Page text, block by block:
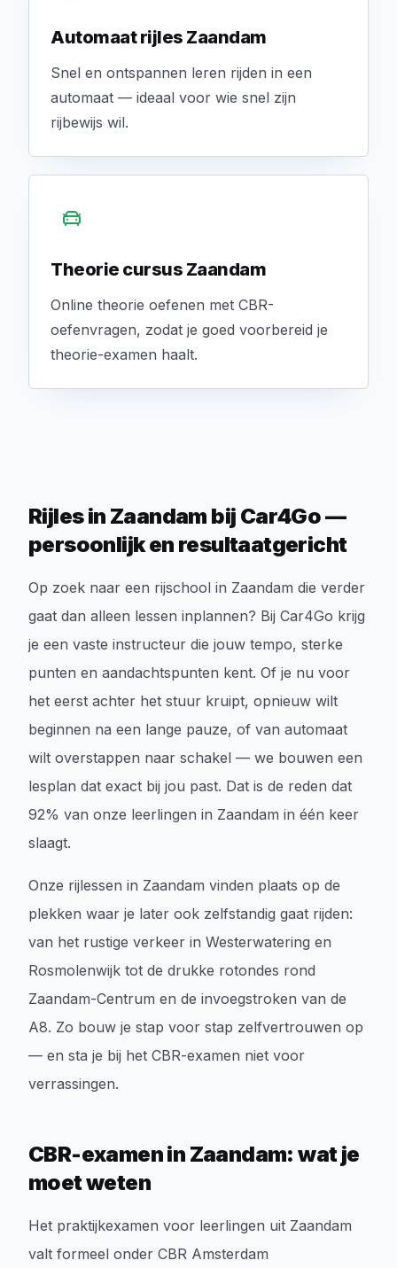
Automaat rijles Zaandam
Snel en ontspannen leren rijden in een
automaat — ideaal voor wie snel zijn
rijbewijs wil.
Theorie cursus Zaandam
Online theorie oefenen met CBR-
oefenvragen, zodat je goed voorbereid je
theorie-examen haalt.
Rijles in Zaandam bij Car4Go —
persoonlijk en resultaatgericht
Op zoek naar een rijschool in Zaandam die verder
gaat dan alleen lessen inplannen? Bij Car4Go krijg
je een vaste instructeur die jouw tempo, sterke
punten en aandachtspunten kent. Of je nu voor
het eerst achter het stuur kruipt, opnieuw wilt
beginnen na een lange pauze, of van automaat
wilt overstappen naar schakel — we bouwen een
lesplan dat exact bij jou past. Dat is de reden dat
92% van onze leerlingen in Zaandam in één keer
slaagt.
Onze rijlessen in Zaandam vinden plaats op de
plekken waar je later ook zelfstandig gaat rijden:
van het rustige verkeer in Westerwatering en
Rosmolenwijk tot de drukke rotondes rond
Zaandam-Centrum en de invoegstroken van de
A8. Zo bouw je stap voor stap zelfvertrouwen op
— en sta je bij het CBR-examen niet voor
verrassingen.
CBR-examen in Zaandam: wat je
moet weten
Het praktijkexamen voor leerlingen uit Zaandam
valt formeel onder CBR Amsterdam